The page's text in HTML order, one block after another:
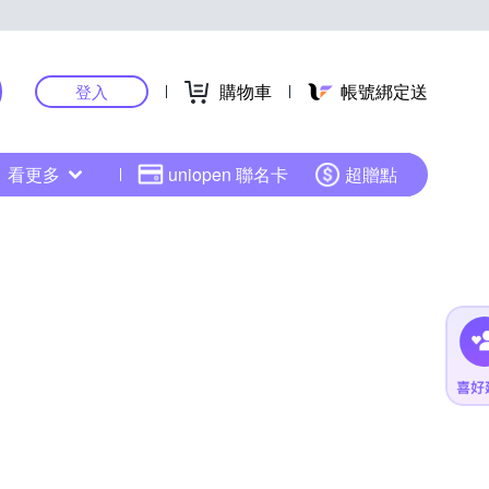
登入 購物車 帳號綁定送
看更多 uniopen 聯名卡 超贈點